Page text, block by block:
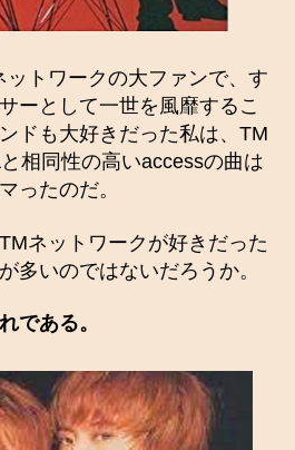
トワークの大ファンで、す
ーとして一世を風靡するこ
ドも大好きだった私は、TM
相同性の高いaccessの曲は
ったのだ。
ネットワークが好きだった
多いのではないだろうか。
である。